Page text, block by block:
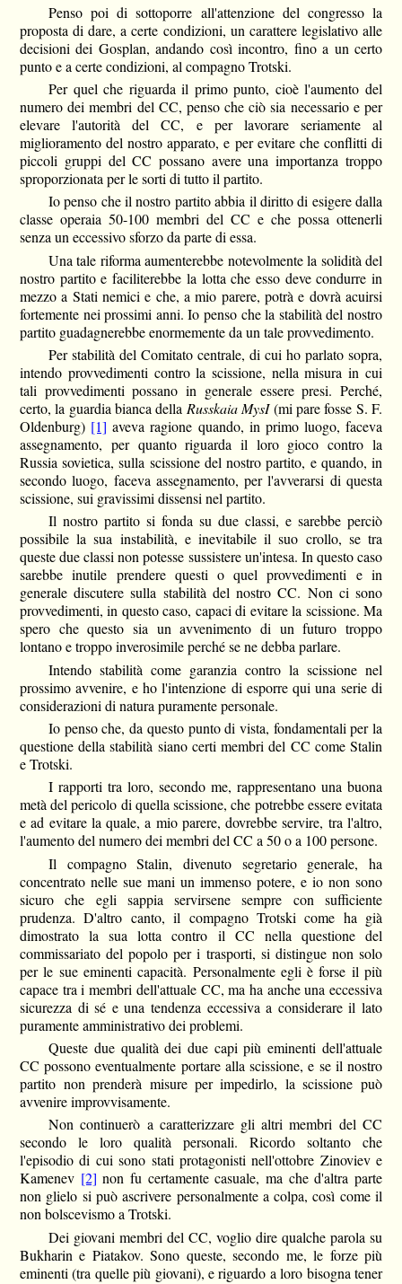
Penso poi di sottoporre all'attenzione del congresso la
proposta di dare, a certe condizioni, un carattere legislativo alle
decisioni dei Gosplan, andando così incontro, fino a un certo
punto e a certe condizioni, al compagno Trotski.
Per quel che riguarda il primo punto, cioè l'aumento del
numero dei membri del CC, penso che ciò sia necessario e per
elevare l'autorità del CC, e per lavorare seriamente al
miglioramento del nostro apparato, e per evitare che conflitti di
piccoli gruppi del CC possano avere una importanza troppo
sproporzionata per le sorti di tutto il partito.
Io penso che il nostro partito abbia il diritto di esigere dalla
classe operaia 50-100 membri del CC e che possa ottenerli
senza un eccessivo sforzo da parte di essa.
Una tale riforma aumenterebbe notevolmente la solidità del
nostro partito e faciliterebbe la lotta che esso deve condurre in
mezzo a Stati nemici e che, a mio parere, potrà e dovrà acuirsi
fortemente nei prossimi anni. Io penso che la stabilità del nostro
partito guadagnerebbe enormemente da un tale provvedimento.
Per stabilità del Comitato centrale, di cui ho parlato sopra,
intendo provvedimenti contro la scissione, nella misura in cui
tali provvedimenti possano in generale essere presi. Perché,
certo, la guardia bianca della Russkaia MysI(mi pare fosse S. F.
Oldenburg) [1] aveva ragione quando, in primo luogo, faceva
assegnamento, per quanto riguarda il loro gioco contro la
Russia sovietica, sulla scissione del nostro partito, e quando, in
secondo luogo, faceva assegnamento, per l'avverarsi di questa
scissione, sui gravissimi dissensi nel partito.
Il nostro partito si fonda su due classi, e sarebbe perciò
possibile la sua instabilità, e inevitabile il suo crollo, se tra
queste due classi non potesse sussistere un'intesa. In questo caso
sarebbe inutile prendere questi o quel provvedimenti e in
generale discutere sulla stabilità del nostro CC. Non ci sono
provvedimenti, in questo caso, capaci di evitare la scissione. Ma
spero che questo sia un avvenimento di un futuro troppo
lontano e troppo inverosimile perché se ne debba parlare.
Intendo stabilità come garanzia contro la scissione nel
prossimo avvenire, e ho l'intenzione di esporre qui una serie di
considerazioni di natura puramente personale.
Io penso che, da questo punto di vista, fondamentali per la
questione della stabilità siano certi membri del CC come Stalin
e Trotski.
I rapporti tra loro, secondo me, rappresentano una buona
metà del pericolo di quella scissione, che potrebbe essere evitata
e ad evitare la quale, a mio parere, dovrebbe servire, tra l'altro,
l'aumento del numero dei membri del CC a 50 o a 100 persone.
Il compagno Stalin, divenuto segretario generale, ha
concentrato nelle sue mani un immenso potere, e io non sono
sicuro che egli sappia servirsene sempre con sufficiente
prudenza. D'altro canto, il compagno Trotski come ha già
dimostrato la sua lotta contro il CC nella questione del
commissariato del popolo per i trasporti, si distingue non solo
per le sue eminenti capacità. Personalmente egli è forse il più
capace tra i membri dell'attuale CC, ma ha anche una eccessiva
sicurezza di sé e una tendenza eccessiva a considerare il lato
puramente amministrativo dei problemi.
Queste due qualità dei due capi più eminenti dell'attuale
CC possono eventualmente portare alla scissione, e se il nostro
partito non prenderà misure per impedirlo, la scissione può
avvenire improvvisamente.
Non continuerò a caratterizzare gli altri membri del CC
secondo le loro qualità personali. Ricordo soltanto che
l'episodio di cui sono stati protagonisti nell'ottobre Zinoviev e
Kamenev [2] non fu certamente casuale, ma che d'altra parte
non glielo si può ascrivere personalmente a colpa, così come il
non bolscevismo a Trotski.
Dei giovani membri del CC, voglio dire qualche parola su
Bukharin e Piatakov. Sono queste, secondo me, le forze più
eminenti (tra quelle più giovani), e riguardo a loro bisogna tener